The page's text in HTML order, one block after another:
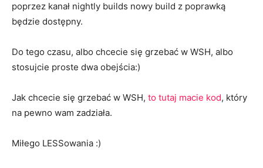
poprzez kanał nightly builds nowy build z poprawką
będzie dostępny.
Do tego czasu, albo chcecie się grzebać w WSH, albo
stosujcie proste dwa obejścia:)
Jak chcecie się grzebać w WSH, to tutaj macie kod, który
na pewno wam zadziała.
Miłego LESSowania :)